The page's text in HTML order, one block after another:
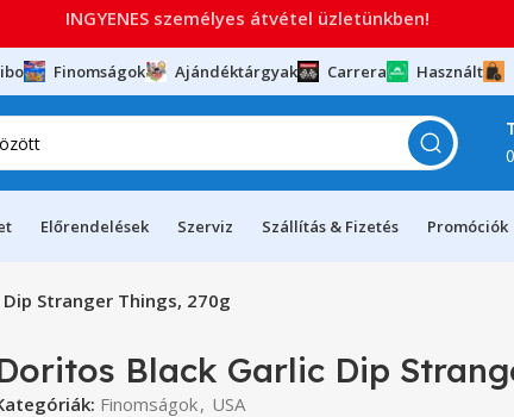
Finomságok Ajándéktárgyak Carrera Használt
Előrendelések Szerviz Szállítás & Fizetés Promóciók
Stranger Things, 270g
Black Garlic Dip
Finomságok, USA
INGYENES személyes átvétel üzletünkben!